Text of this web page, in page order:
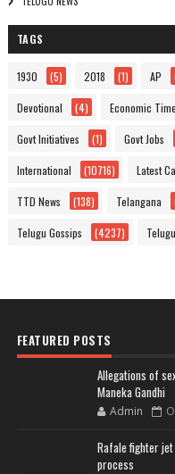
TAGS
1930 (5) 2018 (1) AP
Devotional (4) Economic
Govt Initiatives (1) Govt Jobs
International (10716) Latest
TTD News (138) Telangana
Telugu Gossips (4237)
FEATURED POSTS
Allegations of
Maneka Gandhi
Admin
Rafale fighter
process